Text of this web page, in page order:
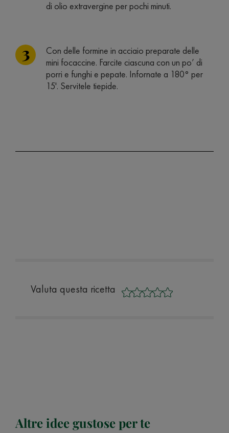
di olio extravergine per pochi minuti.
Con delle formine in acciaio preparate delle
mini focaccine. Farcite ciascuna con un po’ di
porri e funghi e pepate. Infornate a 180° per
15'. Servitele tiepide.
Valuta questa ricetta
Altre idee gustose per te